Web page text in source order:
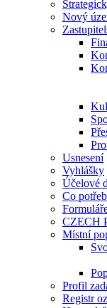
Nový
Usnesení
Vyhlášky
Účelové
Co
CZECH
Místní
Profil
Registr